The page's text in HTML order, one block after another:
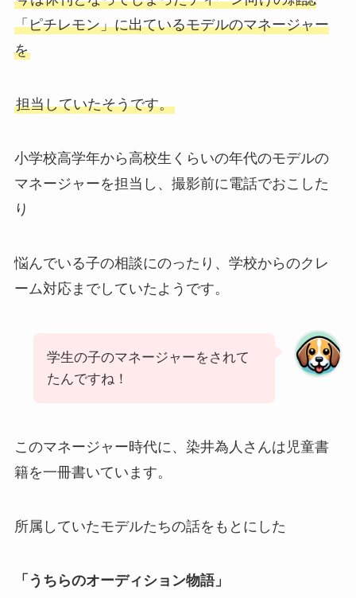
「ピチレモン」に出ているモデルのマネージャー
を
担当していたそうです。
小学校高学年から高校生くらいの年代のモデルの
マネージャーを担当し、撮影前に電話でおこした
り
悩んでいる子の相談にのったり、学校からのクレ
ーム対応までしていたようです。
学生の子のマネージャーをされて
たんですね！
このマネージャー時代に、染井為人さんは児童書
籍を一冊書いています。
所属していたモデルたちの話をもとにした
「うちらのオーディション物語」